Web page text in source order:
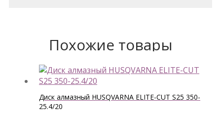
Похожие товары
Диск алмазный HUSQVARNA ELITE-CUT S25 350-
25.4/20